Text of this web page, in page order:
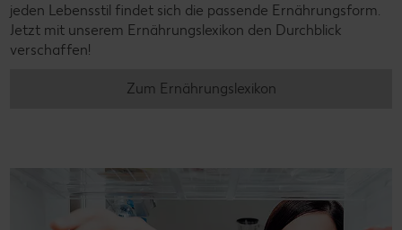
jeden Lebensstil findet sich die passende Ernährungsform.
Jetzt mit unserem Ernährungslexikon den Durchblick
verschaffen!
Zum Ernährungslexikon